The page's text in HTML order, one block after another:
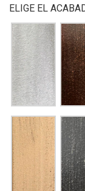
ELIGE EL